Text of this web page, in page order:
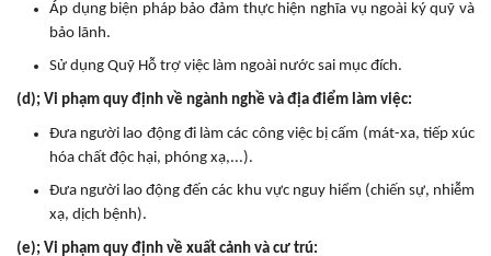
Áp dụng biện pháp bảo đảm thực hiện nghĩa vụ ngoài ký quỹ và
bảo lãnh.
Sử dụng Quỹ Hỗ trợ việc làm ngoài nước sai mục đích.
(d); Vi phạm quy định về ngành nghề và địa điểm làm việc:
Đưa người lao động đi làm các công việc bị cấm (mát-xa, tiếp xúc
hóa chất độc hại, phóng xạ,...).
Đưa người lao động đến các khu vực nguy hiểm (chiến sự, nhiễm
xạ, dịch bệnh).
(e); Vi phạm quy định về xuất cảnh và cư trú: